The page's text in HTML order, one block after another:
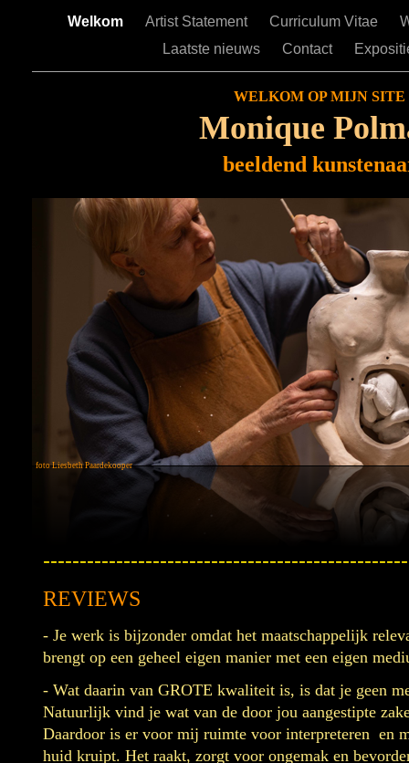
Welkom Artist Statement Curriculum Vitae
Laatste nieuws
Contact
WELKOM OP MIJN SITE
Monique
beeldend
REVIEWS
- Je werk is bijzonder omdat het maatschappelijk
brengt op een geheel eigen manier met een eigen
- Wat daarin van GROTE kwaliteit is, is dat je geen
Natuurlijk vind je wat van de door jou aangestipte
Daardoor is er voor mij ruimte voor interpreteren en
huid kruipt. Het raakt, zorgt voor ongemak en
foto Liesbeth Paardekooper